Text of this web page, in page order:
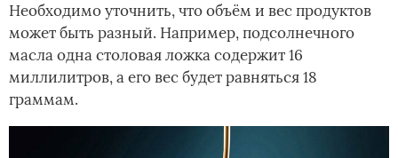
Необходимо уточнить, что объём и вес продуктов
может быть разный. Например, подсолнечного
масла одна столовая ложка содержит 16
миллилитров, а его вес будет равняться 18
граммам.